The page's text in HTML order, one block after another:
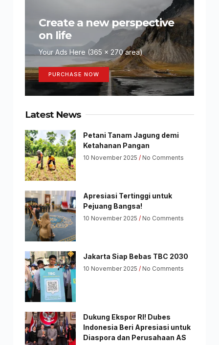
Create a new perspective
on life
Your Ads Here (365 x 270 area)
PURCHASE NOW
Latest News
Petani Tanam Jagung demi
Ketahanan Pangan
10 November 2025 No Comments
Apresiasi Tertinggi untuk
Pejuang Bangsa!
10 November 2025 No Comments
Jakarta Siap Bebas TBC 2030
10 November 2025 No Comments
Dukung Ekspor RI! Dubes
Indonesia Beri Apresiasi untuk
Diaspora dan Perusahaan AS